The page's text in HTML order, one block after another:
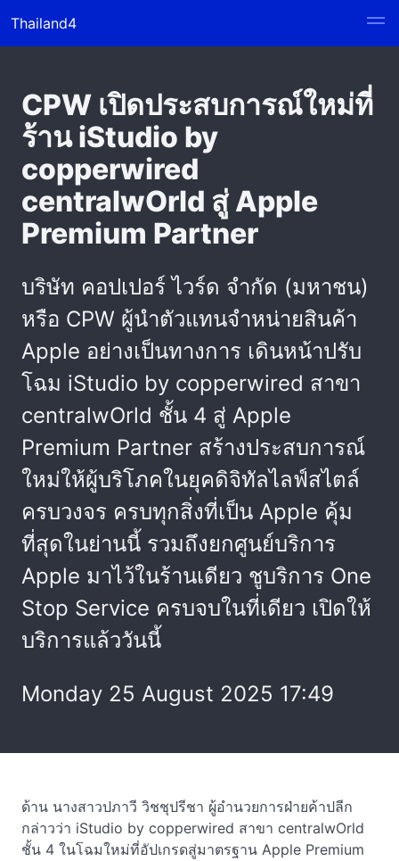
Thailand4
CPW เปิดประสบการณ์ใหม่ที่
ร้าน iStudio by
copperwired
centralwOrld สู่ Apple
Premium Partner
บริษัท คอปเปอร์ ไวร์ด จำกัด (มหาชน)
หรือ CPW ผู้นำตัวแทนจำหน่ายสินค้า
Apple อย่างเป็นทางการ เดินหน้าปรับ
โฉม iStudio by copperwired สาขา
centralwOrld ชั้น 4 สู่ Apple
Premium Partner สร้างประสบการณ์
ใหม่ให้ผู้บริโภคในยุคดิจิทัลไลฟ์สไตล์
ครบวงจร ครบทุกสิ่งที่เป็น Apple คุ้ม
ที่สุดในย่านนี้ รวมถึงยกศูนย์บริการ
Apple มาไว้ในร้านเดียว ชูบริการ One
Stop Service ครบจบในที่เดียว เปิดให้
บริการแล้ววันนี้
Monday 25 August 2025 17:49
ด้าน นางสาวปภาวี วิชชุปรีชา ผู้อำนวยการฝ่ายค้าปลีก
กล่าวว่า iStudio by copperwired สาขา centralwOrld
ชั้น 4 ในโฉมใหม่ที่อัปเกรดสู่มาตรฐาน Apple Premium